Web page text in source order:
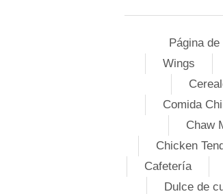
Página
Wings
Comida
Chaw
Chicken
Cafetería
Dulce de